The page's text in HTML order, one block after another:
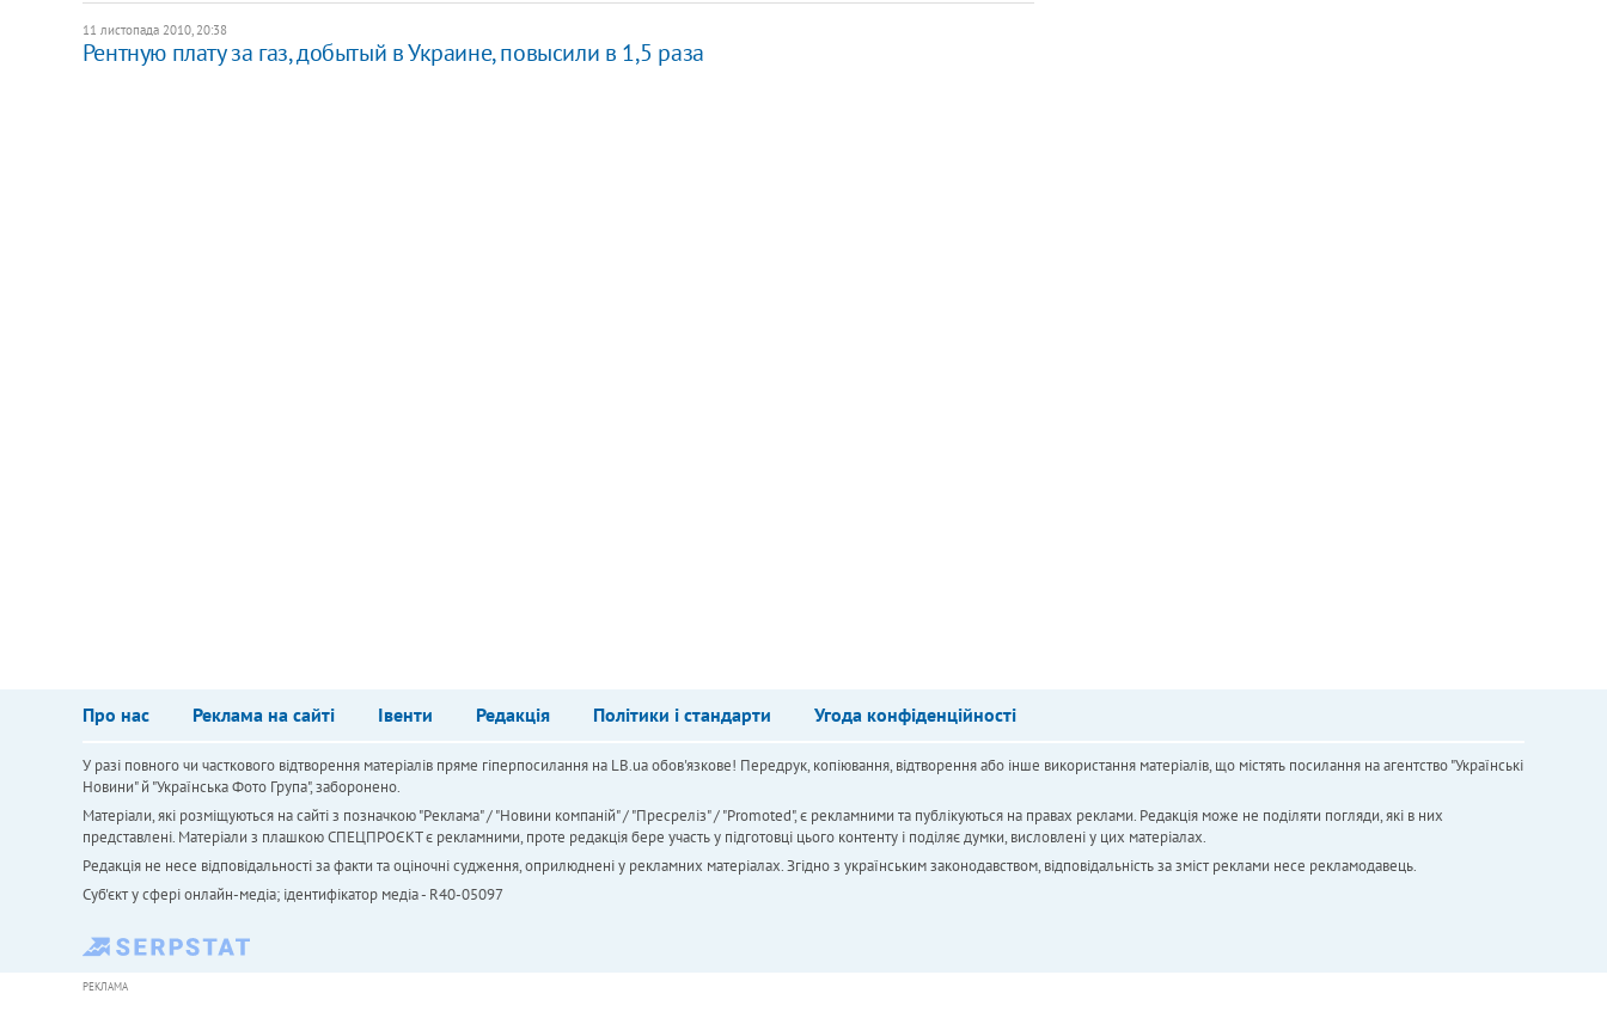
11 листопада 2010, 20:38
Рентную плату за газ, добытый в Украине, повысили в 1,5 раза
Про нас Реклама на сайті Івенти Редакція Політики і стандарти Угода конфіденційності
У разі повного чи часткового відтворення матеріалів пряме гіперпосилання на LB.ua обов'язкове! Передрук, копіювання, відтворення або інше використання матеріалів, що містять посилання на агентство "Українськi
Новини" й "Українська Фото Група", заборонено.
Матеріали, які розміщуються на сайті з позначкою "Реклама" / "Новини компаній" / "Пресреліз" / "Promoted", є рекламними та публікуються на правах реклами. Редакція може не поділяти погляди, які в них
представлені. Матеріали з плашкою СПЕЦПРОЄКТ є рекламними, проте редакція бере участь у підготовці цього контенту і поділяє думки, висловлені у цих матеріалах.
Редакція не несе відповідальності за факти та оціночні судження, оприлюднені у рекламних матеріалах. Згідно з українським законодавством, відповідальність за зміст реклами несе рекламодавець.
Cуб'єкт у сфері онлайн-медіа; ідентифікатор медіа - R40-05097
РЕКЛАМА